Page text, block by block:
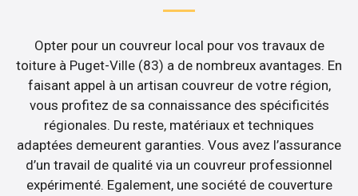
Opter pour un couvreur local pour vos travaux de
toiture à Puget-Ville (83) a de nombreux avantages. En
faisant appel à un artisan couvreur de votre région,
vous profitez de sa connaissance des spécificités
régionales. Du reste, matériaux et techniques
adaptées demeurent garanties. Vous avez l’assurance
d’un travail de qualité via un couvreur professionnel
expérimenté. Egalement, une société de couverture